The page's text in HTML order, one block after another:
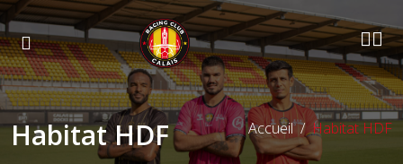
Habitat HDF Accueil Habitat HDF